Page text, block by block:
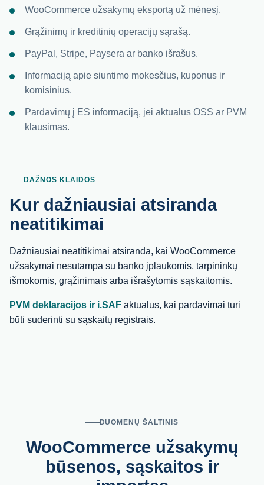
WooCommerce užsakymų eksportą už mėnesį.
Grąžinimų ir kreditinių operacijų sąrašą.
PayPal, Stripe, Paysera ar banko išrašus.
Informaciją apie siuntimo mokesčius, kuponus ir
komisinius.
Pardavimų į ES informaciją, jei aktualus OSS ar PVM
klausimas.
DAŽNOS KLAIDOS
Kur dažniausiai atsiranda
neatitikimai
Dažniausiai neatitikimai atsiranda, kai WooCommerce
užsakymai nesutampa su banko įplaukomis, tarpininkų
išmokomis, grąžinimais arba išrašytomis sąskaitomis.
PVM deklaracijos ir i.SAF aktualūs, kai pardavimai turi
būti suderinti su sąskaitų registrais.
DUOMENŲ ŠALTINIS
WooCommerce užsakymų
būsenos, sąskaitos ir